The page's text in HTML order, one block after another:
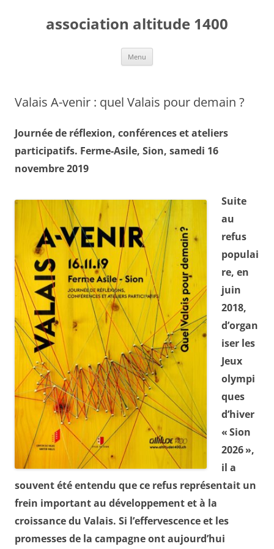
contenuassociation altitude 1400
Menu
Valais A-venir : quel Valais pour demain ?
Journée de réflexion, conférences et ateliers
participatifs. Ferme-Asile, Sion, samedi 16
novembre 2019
Suite
au
refus
populai
re, en
juin
2018,
d’organ
iser les
Jeux
olympi
ques
d’hiver
« Sion
2026 »,
il a
souvent été entendu que ce refus représentait un
frein important au développement et à la
croissance du Valais. Si l’effervescence et les
promesses de la campagne ont aujourd’hui